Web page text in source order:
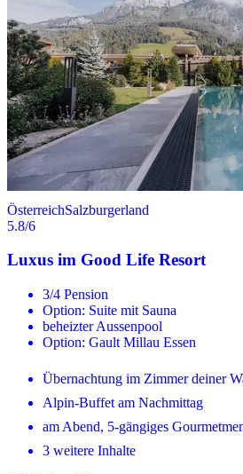
ÖsterreichSalzburgerland
5.8/6
Luxus im Good Life Resort
3/4 Pension
Option: Suite mit Sauna
beheizter Aussenpool
Option: Gault Millau Essen
Übernachtung im Zimmer deiner
Alpin-Buffet am Nachmittag
am Abend, 5-gängiges
3 weitere Inhalte